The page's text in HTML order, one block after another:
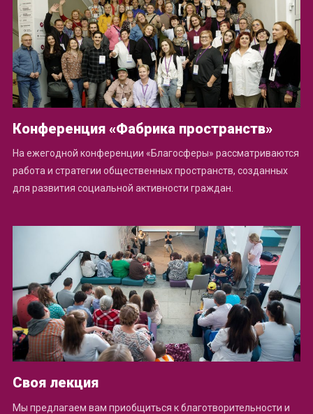
Своя лекция
Мы предлагаем вам приобщиться к благотворительности и
Конференция «Фабрика пространств»
На ежегодной конференции «Благосферы» рассматриваются
работа и стратегии общественных пространств, созданных
для развития социальной активности граждан.